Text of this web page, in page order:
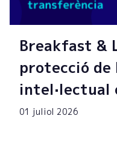
Breakfast &
protecció
intel·lectual
01 juliol 2026